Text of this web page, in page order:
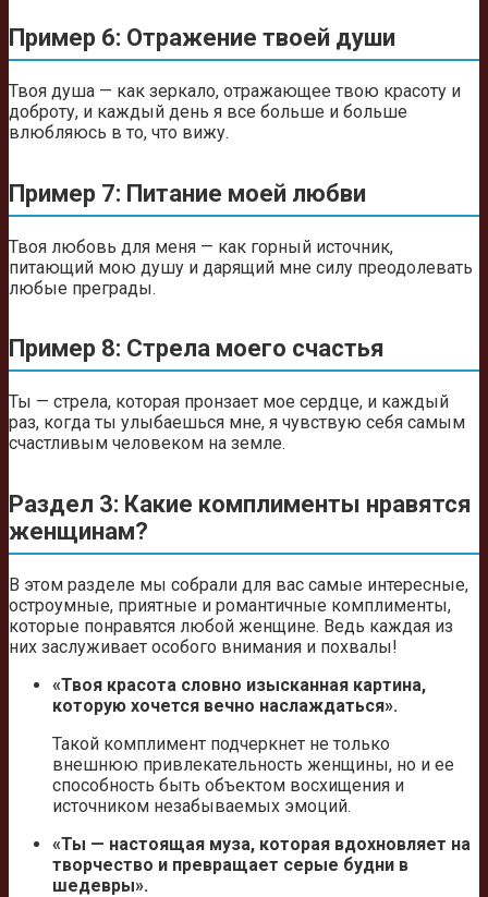
Пример 6: Отражение твоей души
Твоя душа — как зеркало, отражающее твою красоту и
доброту, и каждый день я все больше и больше
влюбляюсь в то, что вижу.
Пример 7: Питание моей любви
Твоя любовь для меня — как горный источник,
питающий мою душу и дарящий мне силу преодолевать
любые преграды.
Пример 8: Стрела моего счастья
Ты — стрела, которая пронзает мое сердце, и каждый
раз, когда ты улыбаешься мне, я чувствую себя самым
счастливым человеком на земле.
Раздел 3: Какие комплименты нравятся
женщинам?
В этом разделе мы собрали для вас самые интересные,
остроумные, приятные и романтичные комплименты,
которые понравятся любой женщине. Ведь каждая из
них заслуживает особого внимания и похвалы!
«Твоя красота словно изысканная картина,
которую хочется вечно наслаждаться».
Такой комплимент подчеркнет не только
внешнюю привлекательность женщины, но и ее
способность быть объектом восхищения и
источником незабываемых эмоций.
«Ты — настоящая муза, которая вдохновляет на
творчество и превращает серые будни в
шедевры».